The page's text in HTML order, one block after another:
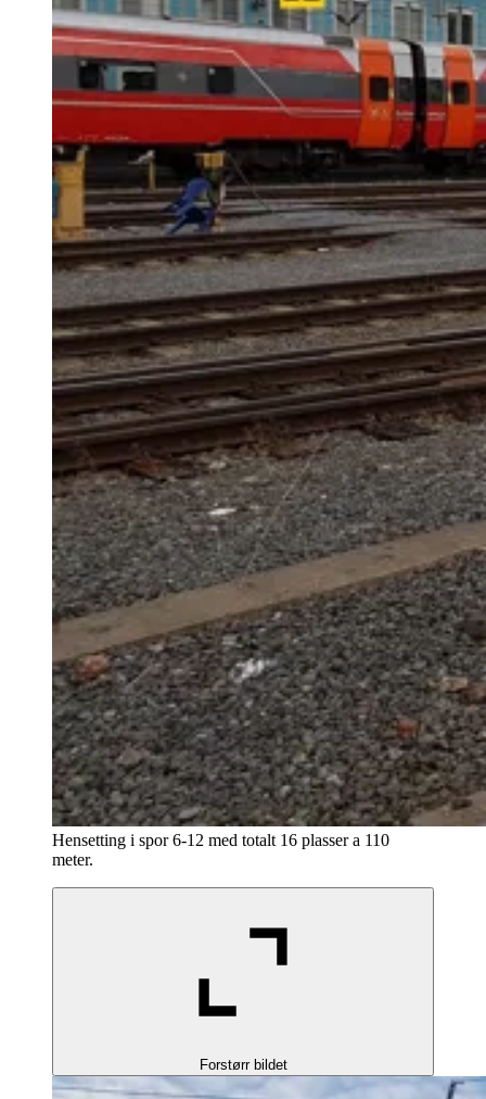
Hensetting i spor 6-12 med totalt 16 plasser a 110
meter.
Forstørr bildet